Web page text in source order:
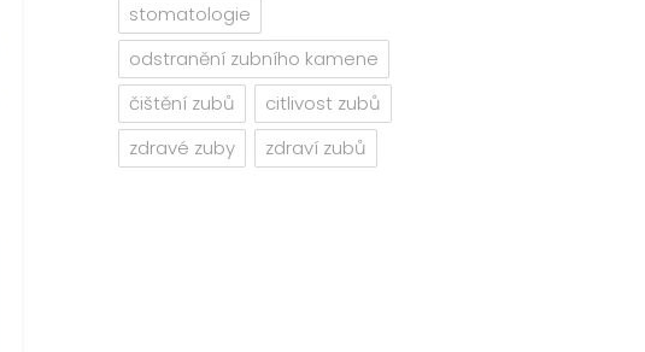
stomatologie
odstranění zubního kamene
čištění zubů
citlivost zubů
zdravé zuby
zdraví zubů